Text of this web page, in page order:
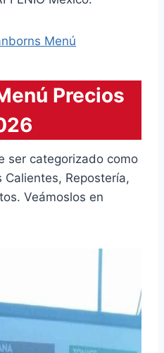
Menú
Precios
ser categorizado como
Repostería,
Veámoslos en